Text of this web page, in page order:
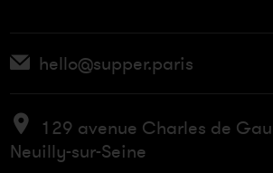
hello@supper.paris
129 avenue Charles de
Neuilly-sur-Seine